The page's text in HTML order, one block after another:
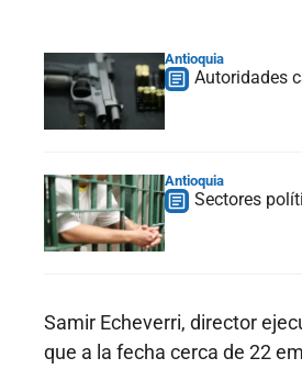
Antioquia
Autoridades
Antioquia
Sectores
Samir Echeverri, director
que a la fecha cerca de 22